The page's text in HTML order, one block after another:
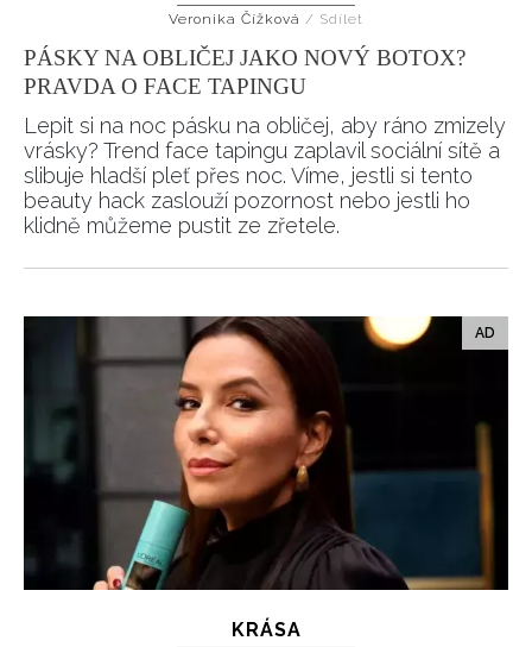
Veronika Čížková / Sdílet
PÁSKY NA OBLIČEJ JAKO NOVÝ BOTOX?
PRAVDA O FACE TAPINGU
Lepit si na noc pásku na obličej, aby ráno zmizely
vrásky? Trend face tapingu zaplavil sociální sítě a
slibuje hladší pleť přes noc. Víme, jestli si tento
beauty hack zaslouží pozornost nebo jestli ho
klidně můžeme pustit ze zřetele.
KRÁSA